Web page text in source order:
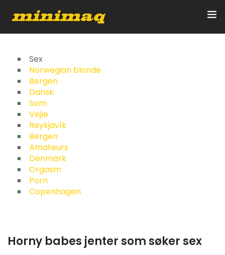
Inicio
Servicios
Implementos
Control Remoto/GPS
Quienes Somos
Contacto
Sex
Norwegian blonde
Bergen
Dansk
Som
Vejle
Reykjavík
Bergen
Amateurs
Denmark
Orgasm
Porn
Copenhagen
Horny babes jenter som søker sex